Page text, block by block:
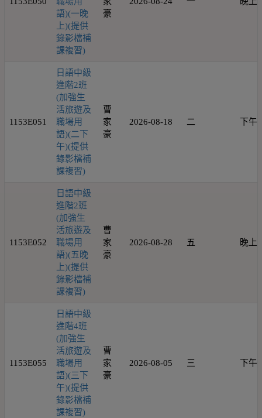
語)(一晚
上)(提供
錄影檔補
課複習)
豪
1153E051
日語中級
進階2班
(加強生
活旅遊及
職場用
語)(二下
午)(提供
錄影檔補
課複習)
曹
家
豪
2026-08-18 二 下午
1153E052
日語中級
進階2班
(加強生
活旅遊及
職場用
語)(五晚
上)(提供
錄影檔補
課複習)
曹
家
豪
2026-08-28 五 晚上
1153E055
日語中級
進階4班
(加強生
活旅遊及
職場用
語)(三下
午)(提供
錄影檔補
課複習)
曹
家
豪
2026-08-05 三 下午